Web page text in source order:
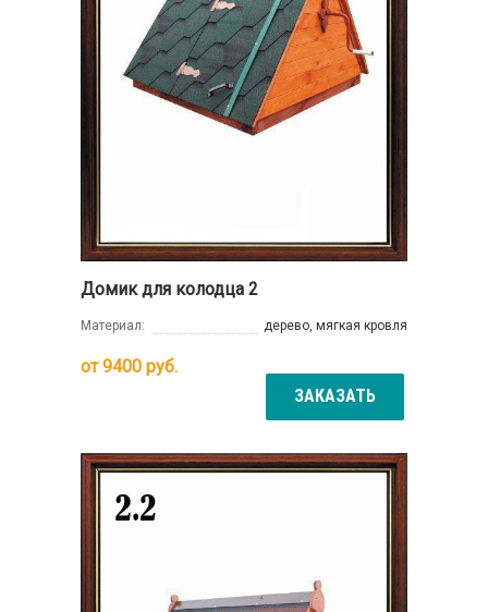
Домик для колодца 2
Материал: дерево, мягкая кровля
от9400 руб.
ЗАКАЗАТЬ